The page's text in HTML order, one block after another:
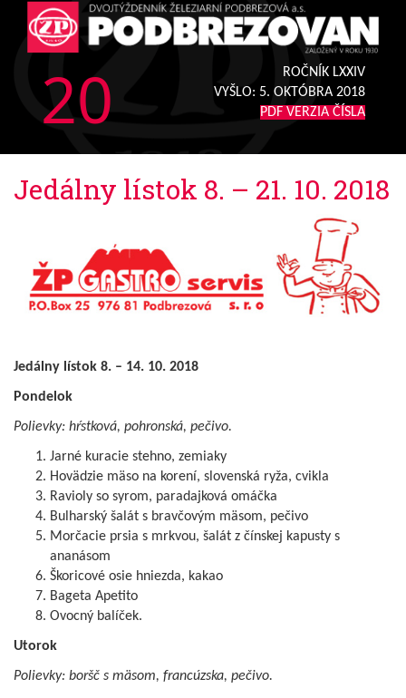
20
ROČNÍK LXXIV
VYŠLO: 5. OKTÓBRA 2018
PDF VERZIA ČÍSLA
Jedálny lístok 8. – 21. 10. 2018
Jedálny lístok 8. – 14. 10. 2018
Pondelok
Polievky: hŕstková, pohronská, pečivo.
Jarné kuracie stehno, zemiaky
Hovädzie mäso na korení, slovenská ryža, cvikla
Ravioly so syrom, paradajková omáčka
Bulharský šalát s bravčovým mäsom, pečivo
Morčacie prsia s mrkvou, šalát z čínskej kapusty s
ananásom
Škoricové osie hniezda, kakao
Bageta Apetito
Ovocný balíček.
Utorok
Polievky: boršč s mäsom, francúzska, pečivo.